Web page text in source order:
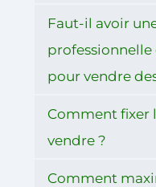
Faut-il avoir
pour vendre
Comment fixer
vendre ?
Comment